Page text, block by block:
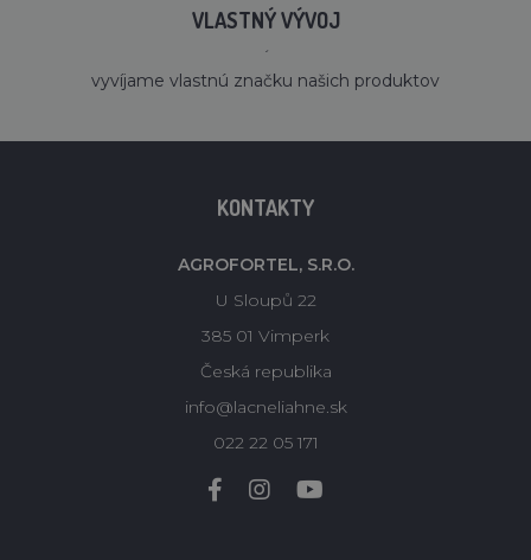
VLASTNÝ VÝVOJ
´
vyvíjame vlastnú značku našich produktov
KONTAKTY
AGROFORTEL, S.R.O.
U Sloupů 22
385 01 Vimperk
Česká republika
info@lacneliahne.sk
022 22 05 171